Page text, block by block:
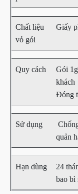
Chất liệu
vỏ gói
Giấy
Quy cách
Gói
khách
Đóng
Sử dụng
quản
Hạn dùng
24
bao bì